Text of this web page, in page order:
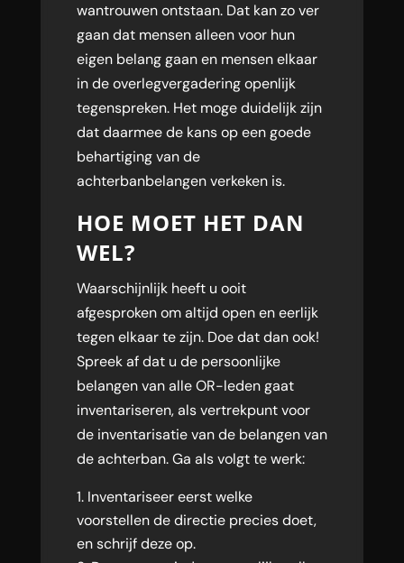
wantrouwen ontstaan. Dat kan zo ver
gaan dat mensen alleen voor hun
eigen belang gaan en mensen elkaar
in de overlegvergadering openlijk
tegenspreken. Het moge duidelijk zijn
dat daarmee de kans op een goede
behartiging van de
achterbanbelangen verkeken is.
HOE MOET HET DAN
WEL?
Waarschijnlijk heeft u ooit
afgesproken om altijd open en eerlijk
tegen elkaar te zijn. Doe dat dan ook!
Spreek af dat u de persoonlijke
belangen van alle OR-leden gaat
inventariseren, als vertrekpunt voor
de inventarisatie van de belangen van
de achterban. Ga als volgt te werk:
Inventariseer eerst welke
voorstellen de directie precies doet,
en schrijf deze op.